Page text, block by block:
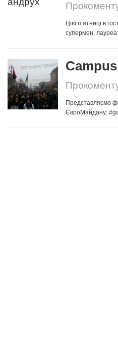
Цієї п’ятниці в
супермен,
Представляємо
ЄвроМайдану: